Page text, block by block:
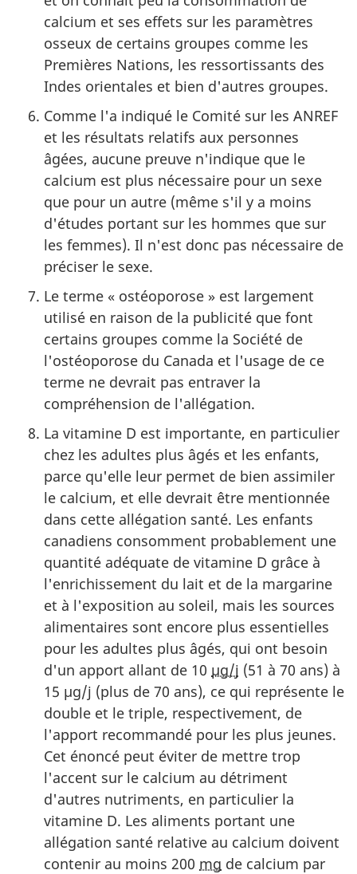
calcium et ses effets sur les paramètres
osseux de certains groupes comme les
Premières Nations, les ressortissants des
Indes orientales et bien d'autres groupes.
Comme l'a indiqué le Comité sur les ANREF
et les résultats relatifs aux personnes
âgées, aucune preuve n'indique que le
calcium est plus nécessaire pour un sexe
que pour un autre (même s'il y a moins
d'études portant sur les hommes que sur
les femmes). Il n'est donc pas nécessaire de
préciser le sexe.
Le terme « ostéoporose » est largement
utilisé en raison de la publicité que font
certains groupes comme la Société de
l'ostéoporose du Canada et l'usage de ce
terme ne devrait pas entraver la
compréhension de l'allégation.
La vitamine D est importante, en particulier
chez les adultes plus âgés et les enfants,
parce qu'elle leur permet de bien assimiler
le calcium, et elle devrait être mentionnée
dans cette allégation santé. Les enfants
canadiens consomment probablement une
quantité adéquate de vitamine D grâce à
l'enrichissement du lait et de la margarine
et à l'exposition au soleil, mais les sources
alimentaires sont encore plus essentielles
pour les adultes plus âgés, qui ont besoin
d'un apport allant de 10 µg/j (51 à 70 ans) à
15 µg/j (plus de 70 ans), ce qui représente le
double et le triple, respectivement, de
l'apport recommandé pour les plus jeunes.
Cet énoncé peut éviter de mettre trop
l'accent sur le calcium au détriment
d'autres nutriments, en particulier la
vitamine D. Les aliments portant une
allégation santé relative au calcium doivent
contenir au moins 200 mg de calcium par